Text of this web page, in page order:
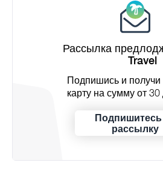
Рассылка
Travel
Подпишись и
карту на сумму от
Подпишитесь
рассылку